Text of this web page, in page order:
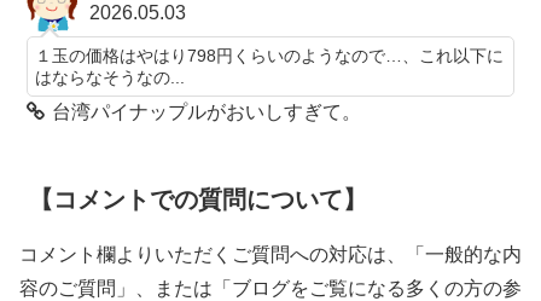
2026.05.03
１玉の価格はやはり798円くらいのようなので…、これ以下に
はならなそうなの...
台湾パイナップルがおいしすぎて。
【コメントでの質問について】
コメント欄よりいただくご質問への対応は、「一般的な内
容のご質問」、または「ブログをご覧になる多くの方の参